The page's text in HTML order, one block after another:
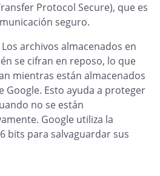
Protocol Secure), que es
seguro.
Los archivos almacenados en
se cifran en reposo, lo que
mientras están almacenados
Google. Esto ayuda a proteger
no se están
Google utiliza la
bits para salvaguardar sus